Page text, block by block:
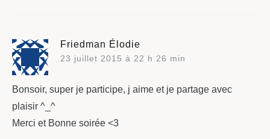
Friedman Élodie
23 juillet 2015 à 22 h 26 min
Bonsoir, super je participe, j aime et je partage avec
plaisir ^_^
Merci et Bonne soirée <3